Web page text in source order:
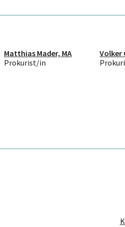
Matthias Mader, MA
Prokurist/in
Volker